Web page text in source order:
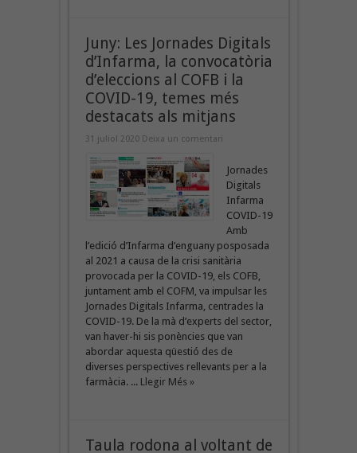
Juny: Les Jornades Digitals
d’Infarma, la convocatòria
d’eleccions al COFB i la
COVID-19, temes més
destacats als mitjans
31 juliol 2020 Deixa un comentari
Jornades
Digitals
Infarma
COVID-19
Amb
l’edició d’Infarma d’enguany posposada
al 2021 a causa de la crisi sanitària
provocada per la COVID-19, els COFB,
juntament amb el COFM, va impulsar les
Jornades Digitals Infarma, centrades la
COVID-19. De la mà d’experts del sector,
van haver-hi sis ponències que van
abordar aquesta qüestió des de
diverses perspectives rellevants per a la
farmàcia. ... Llegir Més »
Taula rodona al voltant de